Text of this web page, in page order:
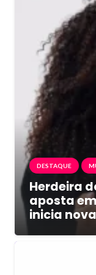
DESTAQUE
Herdeira
aposta
inicia